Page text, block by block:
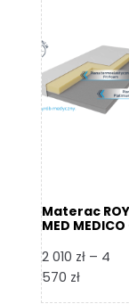
do
8
865 zł
Materac
MED MEDICO
2 010 zł – 4
570 złZakres